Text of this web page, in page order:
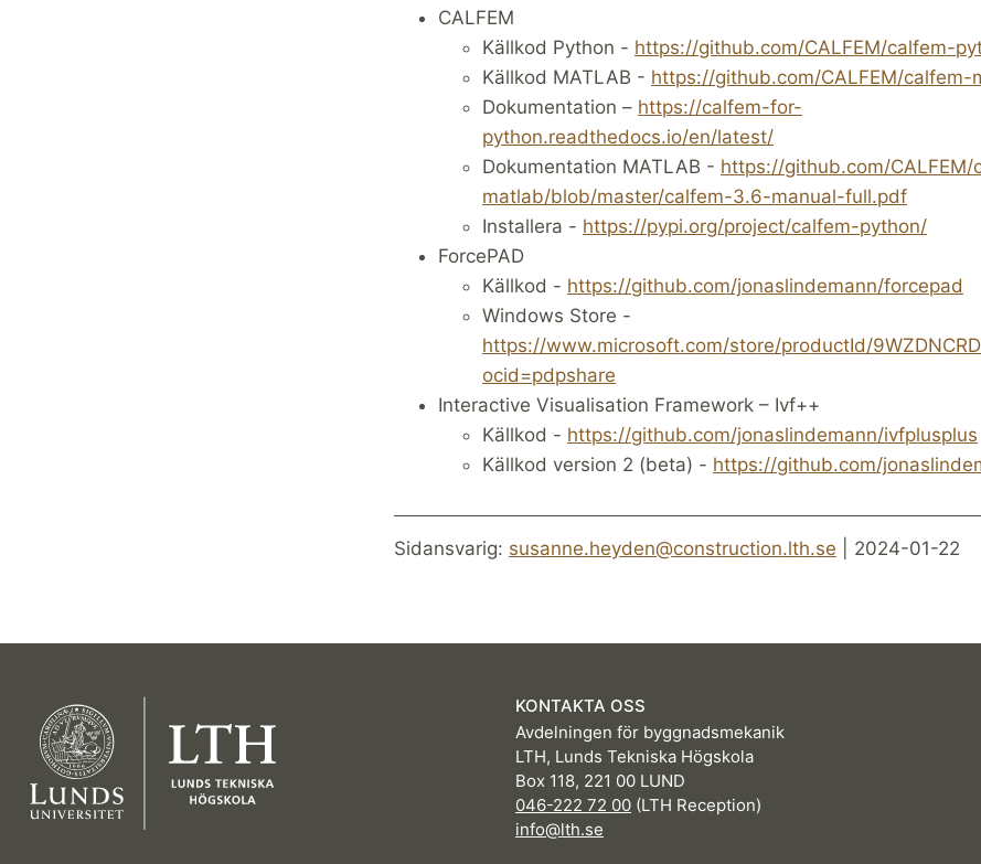
CALFEM
Källkod Python - https://github.com/CALFEM/calfem-
Källkod MATLAB - https://github.com/CALFEM/calfem-
Dokumentation – https://calfem-for-
python.readthedocs.io/en/latest/
Dokumentation MATLAB - https://github.com/CALFEM/
matlab/blob/master/calfem-3.6-manual-full.pdf
Installera - https://pypi.org/project/calfem-python/
ForcePAD
Källkod - https://github.com/jonaslindemann/forcepad
Windows Store -
https://www.microsoft.com/store/productId/
ocid=pdpshare
Interactive Visualisation Framework – Ivf++
Källkod - https://github.com/jonaslindemann/ivfplusplus
Källkod version 2 (beta) - https://github.com/
Sidansvarig: susanne.heyden@construction.lth.se | 2024-01-22
KONTAKTA OSS
Avdelningen för byggnadsmekanik
LTH, Lunds Tekniska Högskola
Box 118, 221 00 LUND
046-222 72 00 (LTH Reception)
info@lth.se